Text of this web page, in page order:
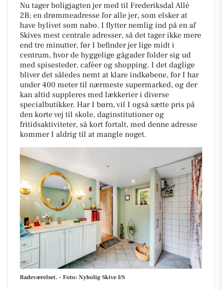
Nu tager boligjagten jer med til Frederiksdal Allé
2B; en drømmeadresse for alle jer, som elsker at
have bylivet som nabo. I flytter nemlig ind på en af
Skives mest centrale adresser, så det tager ikke mere
end tre minutter, før I befinder jer lige midt i
centrum, hvor de hyggelige gågader folder sig ud
med spisesteder, caféer og shopping. I det daglige
bliver det således nemt at klare indkøbene, for I har
under 400 meter til nærmeste supermarked, og der
kan altid suppleres med lækkerier i diverse
specialbutikker. Har I børn, vil I også sætte pris på
den korte vej til skole, daginstitutioner og
fritidsaktiviteter, så kort fortalt, med denne adresse
kommer I aldrig til at mangle noget.
Badeværelset. - Foto: Nybolig Skive I/S